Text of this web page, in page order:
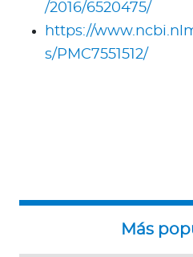
/2016/6520475/
https://
s/PMC7551512/